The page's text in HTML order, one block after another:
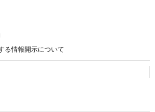
る情報開示について